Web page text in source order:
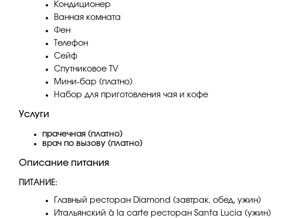
Кондиционер
Ванная комната
Фен
Телефон
Сейф
Спутниковое TV
Мини-бар (платно)
Набор для приготовления чая и кофе
Услуги
прачечная (платно)
врач по вызову (платно)
Описание питания
ПИТАНИЕ:
Главный ресторан Diamond (завтрак, обед, ужин)
Итальянский à la carte ресторан Santa Lucia (ужин)